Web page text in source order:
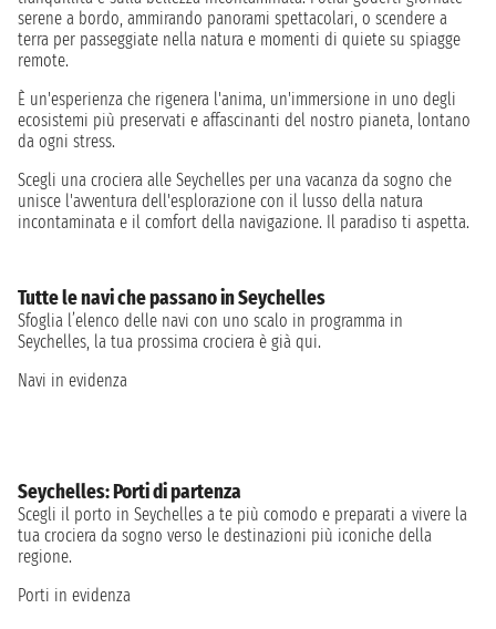
serene a bordo, ammirando panorami spettacolari, o scendere a
terra per passeggiate nella natura e momenti di quiete su spiagge
remote.
È un'esperienza che rigenera l'anima, un'immersione in uno degli
ecosistemi più preservati e affascinanti del nostro pianeta, lontano
da ogni stress.
Scegli una crociera alle Seychelles per una vacanza da sogno che
unisce l'avventura dell'esplorazione con il lusso della natura
incontaminata e il comfort della navigazione. Il paradiso ti aspetta.
Tutte le navi che passano in Seychelles
Sfoglia l’elenco delle navi con uno scalo in programma in
Seychelles, la tua prossima crociera è già qui.
Navi in evidenza
Seychelles: Porti di partenza
Scegli il porto in Seychelles a te più comodo e preparati a vivere la
tua crociera da sogno verso le destinazioni più iconiche della
regione.
Porti in evidenza